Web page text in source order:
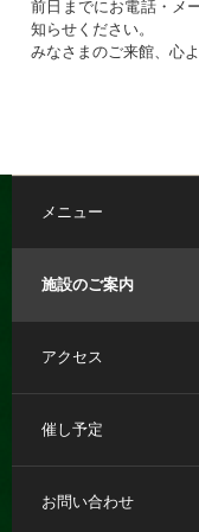
前日までにお電話・メ
知らせください。
みなさまのご来館、心
メニュー
施設のご案内
アクセス
催し予定
お問い合わせ